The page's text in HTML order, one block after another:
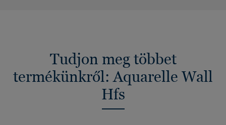
Tudjon meg többet
termékünkről: Aquarelle Wall
Hfs